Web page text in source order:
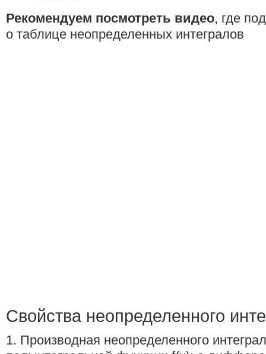
Рекомендуем посмотреть видео, где
о таблице неопределенных интегралов
Свойства неопределенного
1. Производная неопределенного